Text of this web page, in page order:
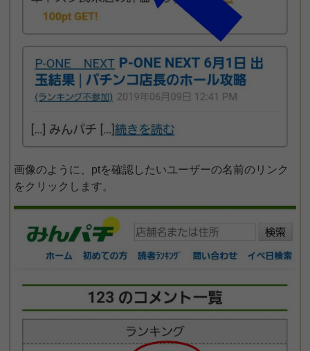
画像のように、ptを確認したいユーザーの名前のリンク
をクリックします。